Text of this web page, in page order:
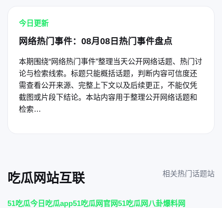
今日更新
网络热门事件：08月08日热门事件盘点
本期围绕“网络热门事件”整理当天公开网络话题、热门讨
论与检索线索。标题只能概括话题，判断内容可信度还
需查看公开来源、完整上下文以及后续更正，不能仅凭
截图或片段下结论。本站内容用于整理公开网络话题和
检索…
吃瓜网站互联 相关热门话题站
51吃瓜今日吃瓜app51吃瓜网官网51吃瓜网八卦爆料网